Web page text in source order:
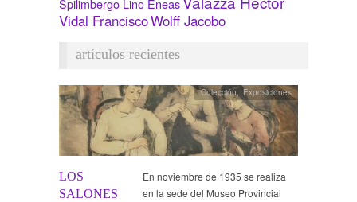
Spilimbergo Lino Eneas
Vidal FranciscoWolff Jacobo
artículos recientes
LOS
SALONES
Colección, Exposiciones
En noviembre de 1935 se realiza
en la sede del Museo Provincial